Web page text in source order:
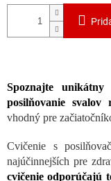
Spoznajte unikátny
posilňovanie svalov
vhodný pre
Cvičenie s
najúčinnejších pre
cvičenie odporúčajú